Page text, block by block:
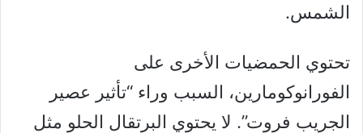
الشمس.
تحتوي الحمضيات الأخرى على
الفورانوكومارين، السبب وراء “تأثير عصير
الجريب فروت”. لا يحتوي البرتقال الحلو مثل